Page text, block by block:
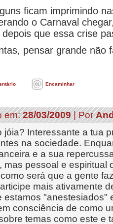
ficam imprimindo
o Carnaval
que essa crise
pensar grande não
Encaminhar
em:28/03/2009| Por
jóia? Interessante a tua
na sociedade.
e a sua
mas pessoal e espiritual
será que a gente
mais ativamente
estamos "anestesiados"
consciência de como
temas como este e